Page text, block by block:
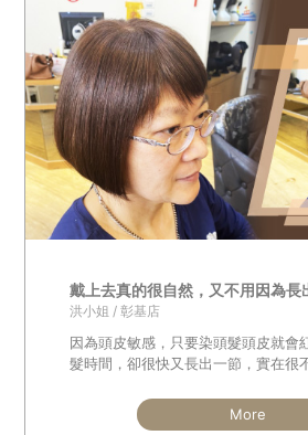
戴上去真的很自然，又不用因為長
洪小姐 / 彰基店
因為頭皮敏感，只要染頭髮頭皮就會
髮時間，卻很快又長出一節，實在很
More